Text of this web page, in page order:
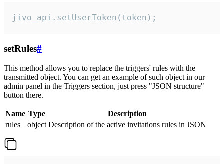
jivo_api.setUserToken(token);
setRules#
This method allows you to replace the triggers' rules with the
transmitted object. You can get an example of such object in our
admin panel in the Triggers section, just press "JSON structure"
button there.
Name Type
Description
rules
object Description of the active invitations rules in JSON